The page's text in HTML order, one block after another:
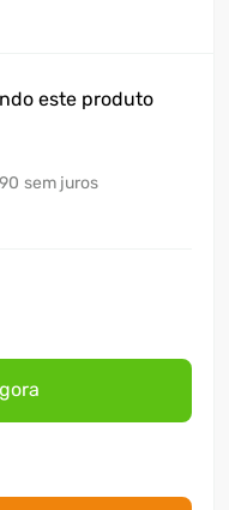
este produto
sem juros